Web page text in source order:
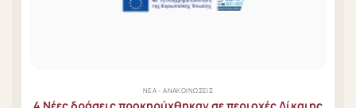
ΝΈΑ - ΑΝΑΚΟΙΝΏΣΕΙΣ